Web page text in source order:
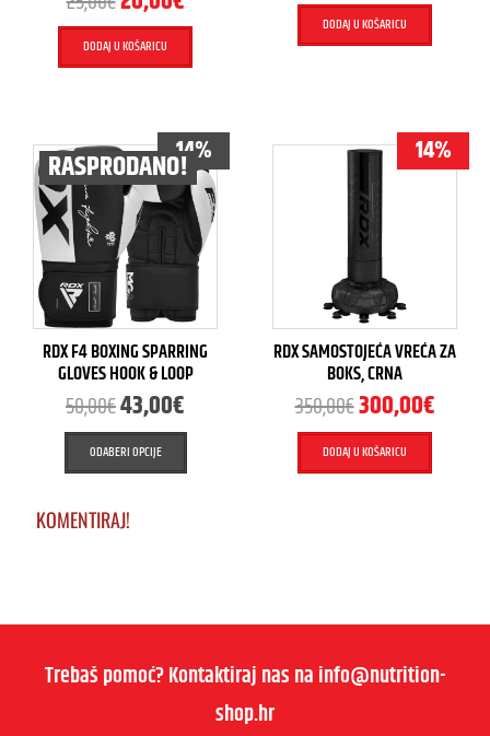
DODAJ U KOŠARICU
DODAJ U KOŠARICU
RASPRODANO!14%
RDX F4 BOXING SPARRING
GLOVES HOOK & LOOP
50,00€43,00€
ODABERI OPCIJE
14%
RDX SAMOSTOJEĆA VREĆA ZA
BOKS, CRNA
350,00€300,00€
DODAJ U KOŠARICU
KOMENTIRAJ!
Trebaš pomoć? Kontaktiraj nas na info@nutrition-
shop.hr